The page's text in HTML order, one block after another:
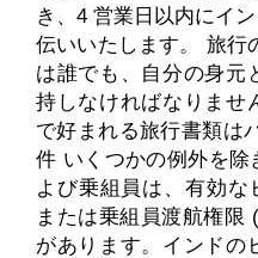
き、4 営業日以内にイ
伝いいたします。 旅行
は誰でも、自分の身元
持しなければなりませ
で好まれる旅行書類は
件 いくつかの例外を除
よび乗組員は、有効な
または乗組員渡航権限
があります。インドの